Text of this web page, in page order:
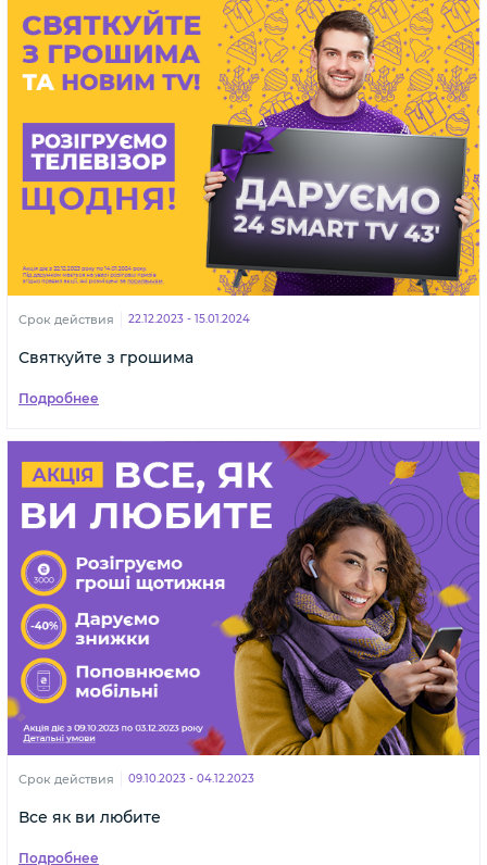
Срок действия 22.12.2023 - 15.01.2024
Святкуйте з грошима
Подробнее
Срок действия 09.10.2023 - 04.12.2023
Все як ви любите
Подробнее